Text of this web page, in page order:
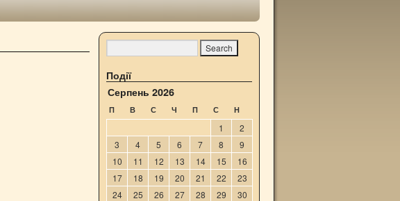
Події
Серпень 2026
П В С Ч П С Н
1
2
3
4 5 6 7 8
9
10
11 12 13 14 15
16
17
18 19 20 21 22
23
24
25 26 27 28 29
30